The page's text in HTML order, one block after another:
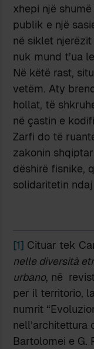
xhepi një
publik e një
në siklet
nuk mund t’ua
Në këtë rast,
vetëm. Aty
hollat, të
në çastin e
Zarfi do të
zakonin
dëshirë fisnike,
solidaritetin
[1] Cituar tek
nelle diversità
urbano, në
per il territorio,
numrit
nell’architettura
Bartolomei e G.